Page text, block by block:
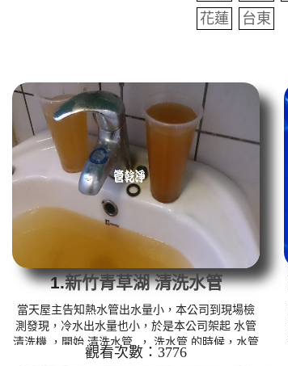
花蓮
台東
1.新竹青草湖 清洗水管
當天屋主告知熱水管出水量小，本公司到現場檢
測發現，冷水出水量也小，於是本公司架起 水管
清洗機 ，開始 清洗水管 ， 洗水管 的時候，水管
不停的冒出冬瓜茶，如下圖，屋主看到嚇了一大
觀看次數：3776